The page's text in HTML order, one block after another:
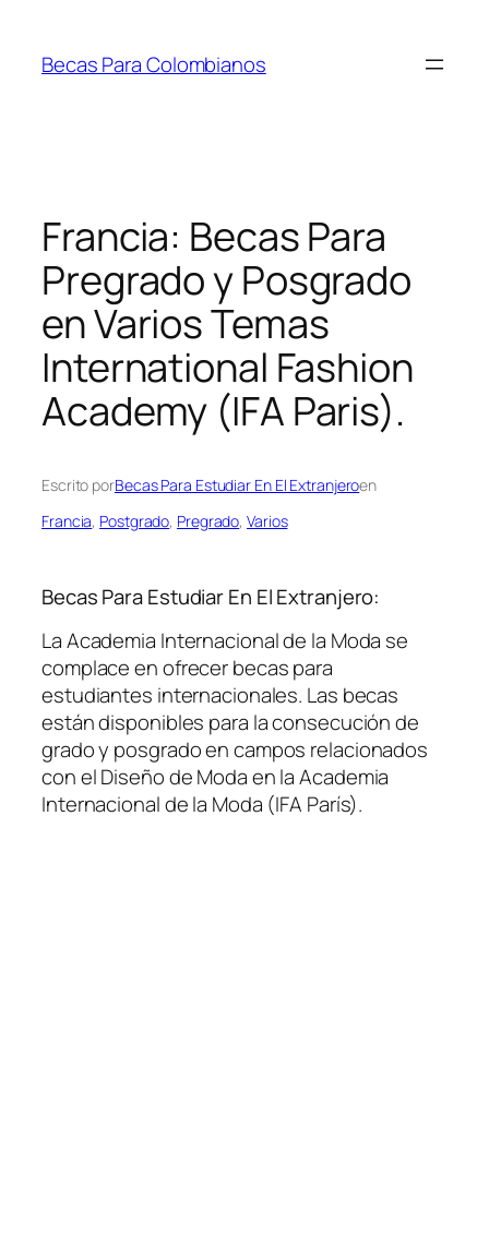
contenido
Becas Para Colombianos
Francia: Becas Para
Pregrado y Posgrado
en Varios Temas
International Fashion
Academy (IFA Paris).
Escrito porBecas Para Estudiar En El Extranjeroen
Francia, Postgrado, Pregrado, Varios
Becas Para Estudiar En El Extranjero:
La Academia Internacional de la Moda se
complace en ofrecer becas para
estudiantes internacionales. Las becas
están disponibles para la consecución de
grado y posgrado en campos relacionados
con el Diseño de Moda en la Academia
Internacional de la Moda (IFA París).